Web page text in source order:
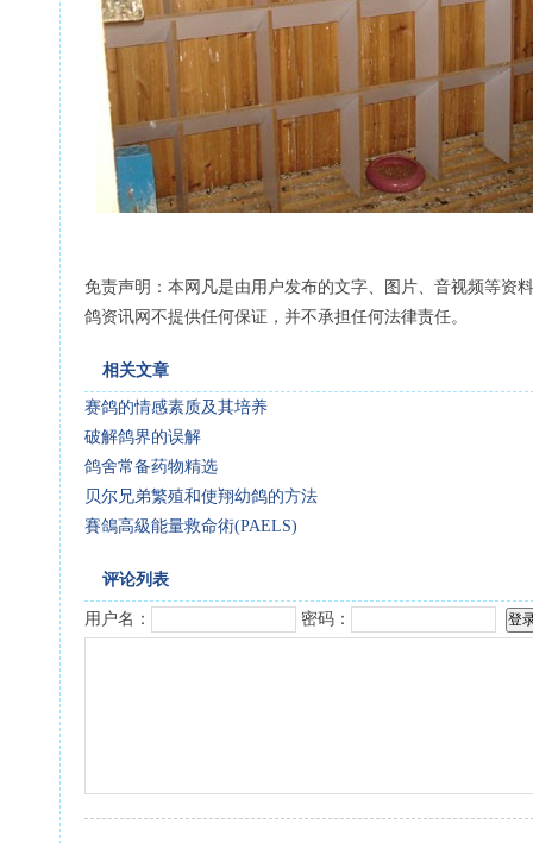
免责声明：本网凡是由用户发布的文字、图片、音视频等资
鸽资讯网不提供任何保证，并不承担任何法律责任。
相关文章
赛鸽的情感素质及其培养
破解鸽界的误解
鸽舍常备药物精选
贝尔兄弟繁殖和使翔幼鸽的方法
賽鴿高級能量救命術(PAELS)
评论列表
用户名： 密码：